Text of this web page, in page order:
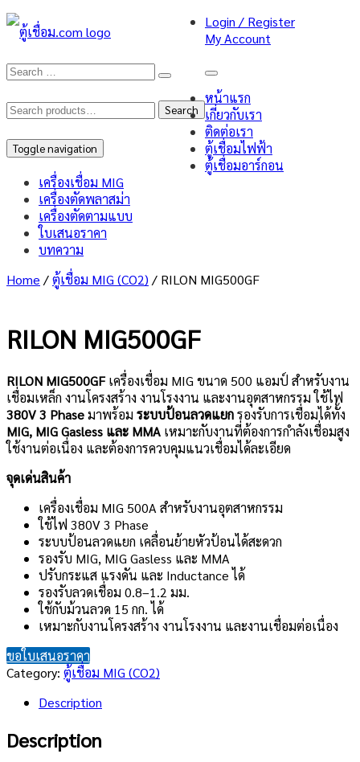
Search
for:
Search
Toggle navigation
Login / Register
My Account
หน้าแรก
เกี่ยวกับเรา
ติดต่อเรา
ตู้เชื่อมไฟฟ้า
ตู้เชื่อมอาร์กอน
เครื่องเชื่อม MIG
เครื่องตัดพลาสม่า
เครื่องตัดตามแบบ
ใบเสนอราคา
บทความ
Home /ตู้เชื่อม MIG (CO2) / RILON MIG500GF
RILON MIG500GF
RILON MIG500GF เครื่องเชื่อม MIG ขนาด 500 แอมป์ สำหรับงาน
เชื่อมเหล็ก งานโครงสร้าง งานโรงงาน และงานอุตสาหกรรม ใช้ไฟ
380V 3 Phaseมาพร้อม ระบบป้อนลวดแยกรองรับการเชื่อมได้ทั้ง
MIG, MIG Gasless และ MMA เหมาะกับงานที่ต้องการกำลังเชื่อมสูง
ใช้งานต่อเนื่อง และต้องการควบคุมแนวเชื่อมได้ละเอียด
จุดเด่นสินค้า
เครื่องเชื่อม MIG 500A สำหรับงานอุตสาหกรรม
ใช้ไฟ 380V 3 Phase
ระบบป้อนลวดแยก เคลื่อนย้ายหัวป้อนได้สะดวก
รองรับ MIG, MIG Gasless และ MMA
ปรับกระแส แรงดัน และ Inductance ได้
รองรับลวดเชื่อม 0.8–1.2 มม.
ใช้กับม้วนลวด 15 กก. ได้
เหมาะกับงานโครงสร้าง งานโรงงาน และงานเชื่อมต่อเนื่อง
ขอใบเสนอราคา
Category: ตู้เชื่อม MIG (CO2)
Description
Description